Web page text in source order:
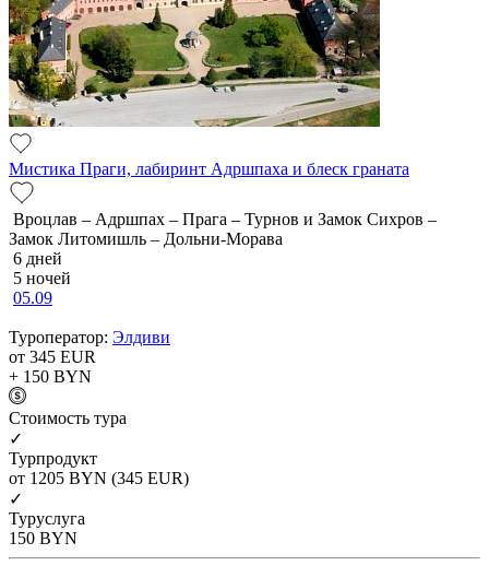
Мистика Праги, лабиринт Адршпаха и блеск граната
Вроцлав – Адршпах – Прага – Турнов и Замок Сихров –
Замок Литомишль – Дольни-Морава
6 дней
5 ночей
05.09
Туроператор: Элдиви
от 345 EUR
+ 150 BYN
Cтоимость тура
✓
Турпродукт
от 1205 BYN (345 EUR)
✓
Туруслуга
150 BYN